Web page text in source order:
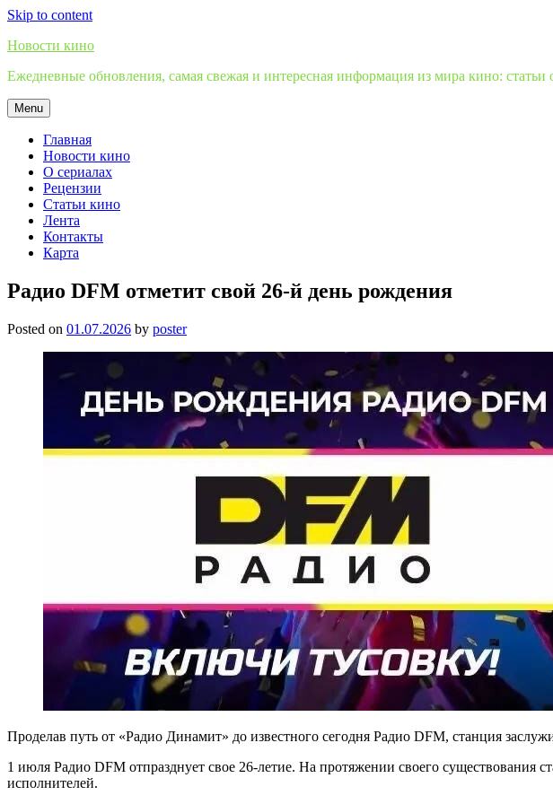
Skip to content
Новости кино
Ежедневные обновления, самая свежая и интересная информация из мира кино: статьи
Menu
Главная
Новости кино
О сериалах
Рецензии
Статьи кино
Лента
Контакты
Карта
Радио DFM отметит свой 26-й день рождения
Posted on 01.07.2026 by poster
Проделав путь от «Радио Динамит» до известного сегодня Радио DFM, станция
1 июля Радио DFM отпразднует свое 26-летие. На протяжении своего
исполнителей.